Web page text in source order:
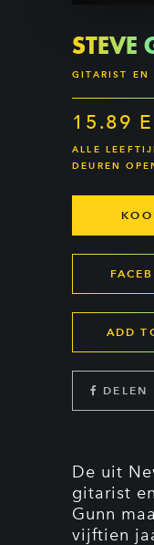
STEVE
GITARIST EN
15.89
ALLE
DEUREN
ADD
DELEN
De uit
gitarist
Gunn
vijftien